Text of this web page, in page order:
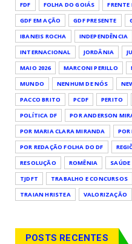
FDF
FOLHA DO GOIÁS
GDF EM AÇÃO
GDF PRESENTE
IBANEIS ROCHA
INDEPENDÊNCIA
INTERNACIONAL
JORDÂNIA
MAIO 2026
MARCONI PERILLO
MUNDO
NENHUM DE NÓS
PACCO BRITO
PCDF PERITO
POLÍTICA DF
POR ANDERSON
POR MARIA CLARA MIRANDA
POR REDAÇÃO FOLHA DO DF
RESOLUÇÃO
ROMÊNIA SAÚDE
TJDFT
TRABALHO E CONCURSOS
TRAIAN HRISTEA
VALORIZAÇÃO
POSTS RECENTES